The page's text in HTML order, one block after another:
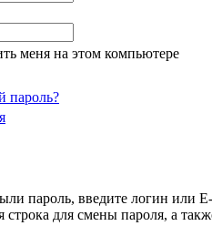
меня на этом компьютере
пароль?
пароль, введите логин или
строка для смены пароля, а